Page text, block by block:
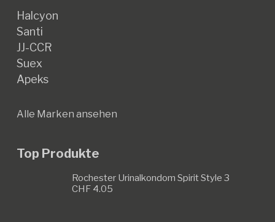
Halcyon
Santi
JJ-CCR
Suex
Apeks
Alle Marken ansehen
Top Produkte
Rochester Urinalkondom Spirit Style 3
CHF4.05